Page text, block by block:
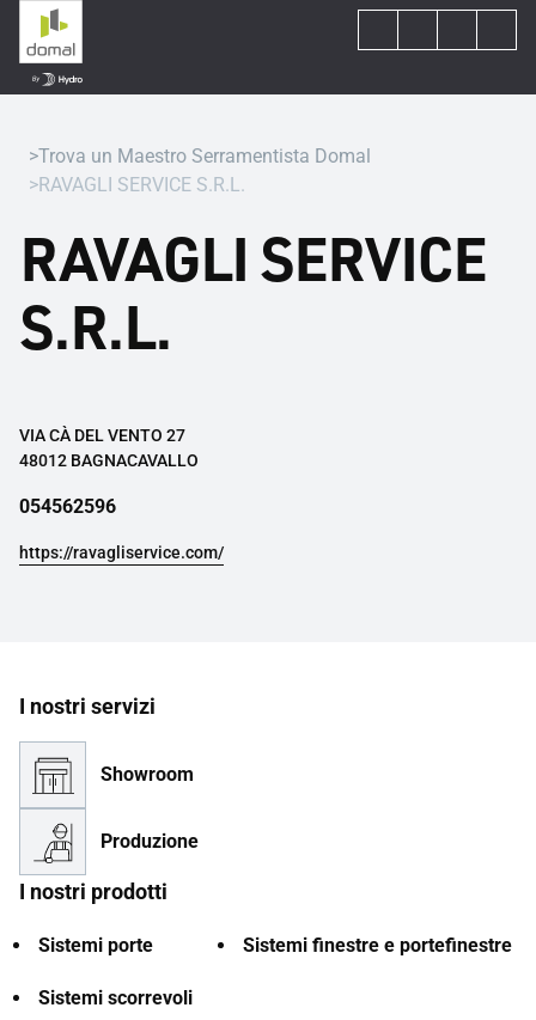
Trova un Maestro Serramentista Domal
RAVAGLI SERVICE S.R.L.
RAVAGLI SERVICE
S.R.L.
VIA CÀ DEL VENTO 27
48012 BAGNACAVALLO
054562596
https://ravagliservice.com/
I nostri servizi
Showroom
Produzione
I nostri prodotti
Sistemi porte Sistemi finestre e portefinestre
Sistemi scorrevoli